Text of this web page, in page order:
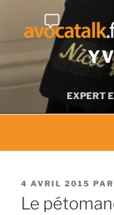
contenu
EXPERT
PUBLIÉ
LE
4 AVRIL 2015 PAR
Le